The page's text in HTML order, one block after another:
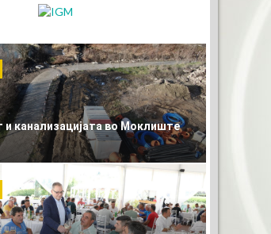
канализацијата во Моклиште